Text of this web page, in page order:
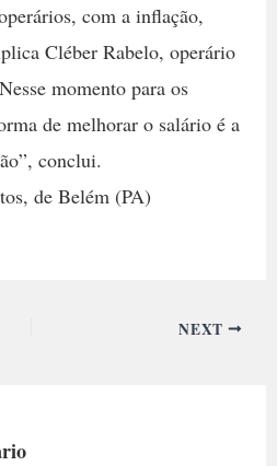
com a inflação,
Cléber Rabelo, operário
momento para os
de melhorar o salário é a
conclui.
de Belém (PA)
NEXT